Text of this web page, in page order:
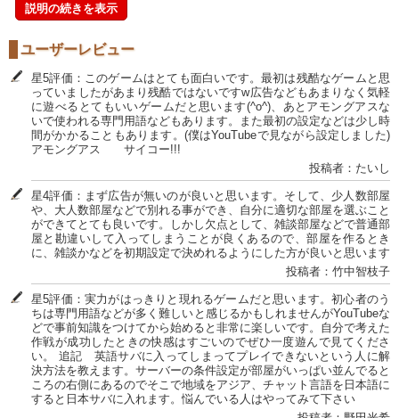
説明の続きを表示
ユーザーレビュー
星5評価：このゲームはとても面白いです。最初は残酷なゲームと思
っていましたがあまり残酷ではないですw広告などもあまりなく気軽
に遊べるとてもいいゲームだと思います(^o^)、あとアモングアスな
いで使われる専門用語などもあります。また最初の設定などは少し時
間がかかることもあります。(僕はYouTubeで見ながら設定しました)
アモングアス サイコー!!!
投稿者：たいし
星4評価：まず広告が無いのが良いと思います。そして、少人数部屋
や、大人数部屋などで別れる事ができ、自分に適切な部屋を選ぶこと
ができてとても良いです。しかし欠点として、雑談部屋などで普通部
屋と勘違いして入ってしまうことが良くあるので、部屋を作るとき
に、雑談かなどを初期設定で決めれるようにした方が良いと思います
投稿者：竹中智枝子
星5評価：実力がはっきりと現れるゲームだと思います。初心者のう
ちは専門用語などが多く難しいと感じるかもしれませんがYouTubeな
どで事前知識をつけてから始めると非常に楽しいです。自分で考えた
作戦が成功したときの快感はすごいのでぜひ一度遊んで見てくださ
い。 追記 英語サバに入ってしまってプレイできないという人に解
決方法を教えます。サーバーの条件設定が部屋がいっぱい並んでると
ころの右側にあるのでそこで地域をアジア、チャット言語を日本語に
すると日本サバに入れます。悩んでいる人はやってみて下さい